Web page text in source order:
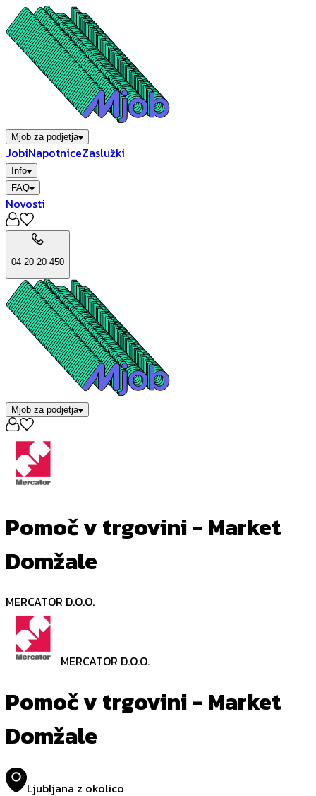
Mjob za podjetja
JobiNapotniceZaslužki
Info
FAQ
Novosti
04 20 20 450
Mjob za podjetja
Pomoč v trgovini - Market
Domžale
MERCATOR D.O.O.
MERCATOR D.O.O.
Pomoč v trgovini - Market
Domžale
Ljubljana z okolico